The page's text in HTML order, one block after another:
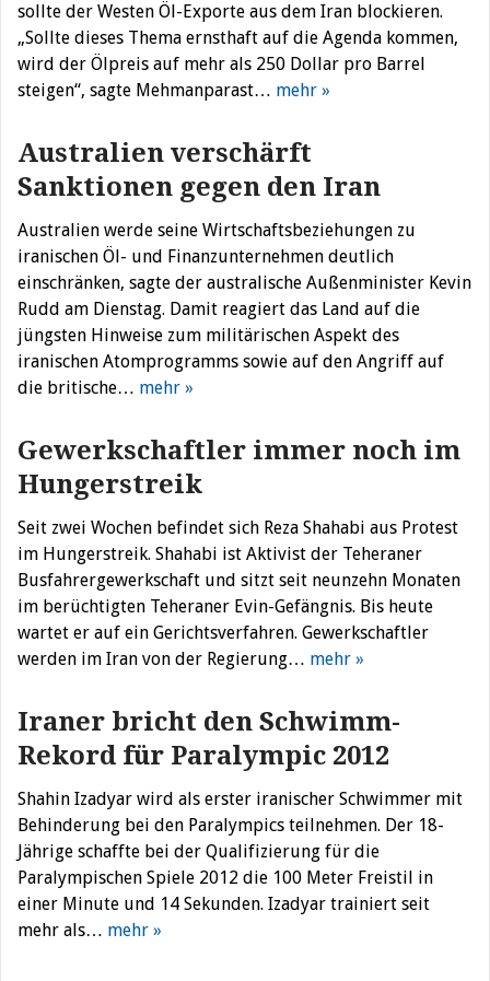
sollte der Westen Öl-Exporte aus dem Iran blockieren.
„Sollte dieses Thema ernsthaft auf die Agenda kommen,
wird der Ölpreis auf mehr als 250 Dollar pro Barrel
steigen“, sagte Mehmanparast… mehr »
Australien verschärft
Sanktionen gegen den Iran
Australien werde seine Wirtschaftsbeziehungen zu
iranischen Öl- und Finanzunternehmen deutlich
einschränken, sagte der australische Außenminister Kevin
Rudd am Dienstag. Damit reagiert das Land auf die
jüngsten Hinweise zum militärischen Aspekt des
iranischen Atomprogramms sowie auf den Angriff auf
die britische… mehr »
Gewerkschaftler immer noch im
Hungerstreik
Seit zwei Wochen befindet sich Reza Shahabi aus Protest
im Hungerstreik. Shahabi ist Aktivist der Teheraner
Busfahrergewerkschaft und sitzt seit neunzehn Monaten
im berüchtigten Teheraner Evin-Gefängnis. Bis heute
wartet er auf ein Gerichtsverfahren. Gewerkschaftler
werden im Iran von der Regierung… mehr »
Iraner bricht den Schwimm-
Rekord für Paralympic 2012
Shahin Izadyar wird als erster iranischer Schwimmer mit
Behinderung bei den Paralympics teilnehmen. Der 18-
Jährige schaffte bei der Qualifizierung für die
Paralympischen Spiele 2012 die 100 Meter Freistil in
einer Minute und 14 Sekunden. Izadyar trainiert seit
mehr als… mehr »